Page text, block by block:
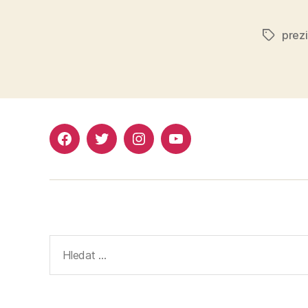
Štítky
FacebookTwitterInstagramYouTube
vyhledávání: